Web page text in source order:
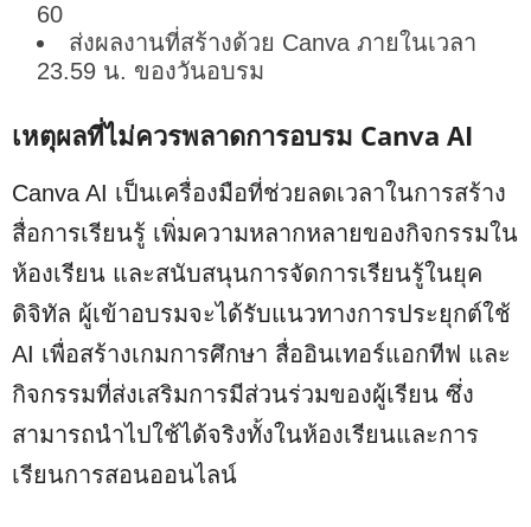
e
60
ส่งผลงานที่สร้างด้วย Canva ภายในเวลา
23.59 น. ของวันอบรม
เหตุผลที่ไม่ควรพลาดการอบรม Canva AI
Canva AI เป็นเครื่องมือที่ช่วยลดเวลาในการสร้าง
สื่อการเรียนรู้ เพิ่มความหลากหลายของกิจกรรมใน
ห้องเรียน และสนับสนุนการจัดการเรียนรู้ในยุค
ดิจิทัล ผู้เข้าอบรมจะได้รับแนวทางการประยุกต์ใช้
AI เพื่อสร้างเกมการศึกษา สื่ออินเทอร์แอกทีฟ และ
กิจกรรมที่ส่งเสริมการมีส่วนร่วมของผู้เรียน ซึ่ง
สามารถนำไปใช้ได้จริงทั้งในห้องเรียนและการ
เรียนการสอนออนไลน์